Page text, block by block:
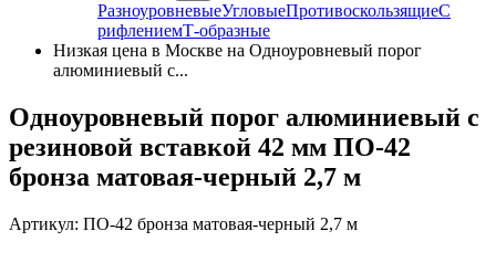
РазноуровневыеУгловыеПротивоскользящиеС
рифлениемТ-образные
Низкая цена в Москве на Одноуровневый порог
алюминиевый с...
Одноуровневый порог алюминиевый с
резиновой вставкой 42 мм ПО-42
бронза матовая-черный 2,7 м
Артикул: ПО-42 бронза матовая-черный 2,7 м